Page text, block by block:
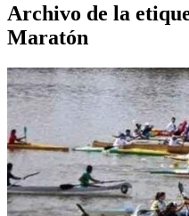
Archivo de la
Maratón